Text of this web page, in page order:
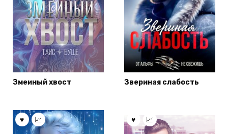
Змеиный хвост Звериная слабость